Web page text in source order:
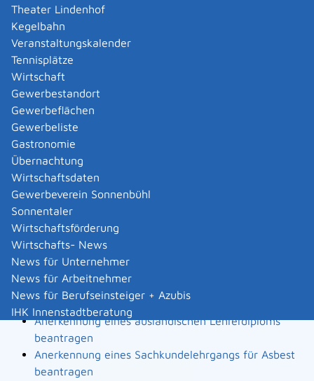
Theater Lindenhof
Kegelbahn
Veranstaltungskalender
Tennisplätze
Wirtschaft
Gewerbestandort
Gewerbeflächen
Gewerbeliste
Gastronomie
Übernachtung
Wirtschaftsdaten
Gewerbeverein Sonnenbühl
Sonnentaler
Wirtschaftsförderung
Wirtschafts- News
News für Unternehmer
News für Arbeitnehmer
News für Berufseinsteiger + Azubis
IHK Innenstadtberatung
Änderung bezüglich des Betriebs gentechnischer
Anlagen mitteilen
Änderung der Gemeinschaftslizenz beantragen
Änderung des Entwicklungsziels einer Ökokonto-
Maßnahme beantragen
Änderung des Wohnsitzes innerhalb derselben
Stadt oder Gemeinde melden
Änderung nach Beantragung oder bei Bezug von
Bürgergeld mitteilen
Änderung persönlicher Daten der Hochschule
mitteilen
Änderungen an die Krankenkasse melden
Anerkennung als gemeinnützige Stiftung
beantragen
Anerkennung als Pharmaberater beantragen
Anerkennung als Prüf-, Zertifizierung- oder
Überwachungsstelle (PÜZ-Stelle) nach
Landesbauordnung
Anerkennung eines ausländischen Lehrerdiploms
beantragen
Anerkennung eines Sachkundelehrgangs für Asbest
beantragen